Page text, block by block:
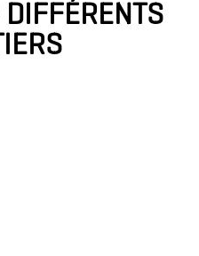
DIFFÉRENTS